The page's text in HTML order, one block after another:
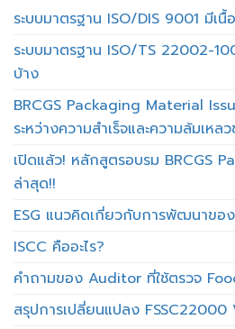
ระบบมาตรฐาน ISO/DIS 9001 มีเนื้
ระบบมาตรฐาน ISO/TS 22002-
บ้าง
BRCGS Packaging Material
ระหว่างความสำเร็จและความล้มเหล
เปิดแล้ว! หลักสูตรอบรม BRCGS
ล่าสุด!!
ESG แนวคิดเกี่ยวกับการพัฒนาขอ
ISCC คืออะไร?
คำถามของ Auditor ที่ใช้ตรวจ
สรุปการเปลี่ยนแปลง FSSC22000